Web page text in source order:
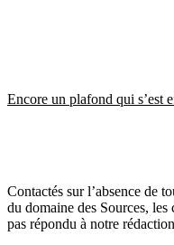
Encore un plafond qui s’est
Contactés sur l’absence de
du domaine des Sources,
pas répondu à notre